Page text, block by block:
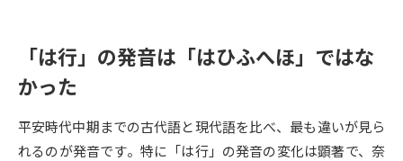
新学年スタート号特集ページ
（高3生用）
SELFBRAND特集ページ
「は行」の発音は「はひふへほ」ではな
かった
平安時代中期までの古代語と現代語を比べ、最も違いが見ら
れるのが発音です。特に「は行」の発音の変化は顕著で、奈